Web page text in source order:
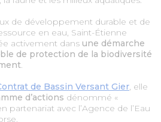
de développement durable et de
en eau, Saint-Étienne
activement dans une démarche
de protection de la biodiversité
.
de Bassin Versant Gier, elle
d’actions dénommé «
partenariat avec l’Agence de l’Eau